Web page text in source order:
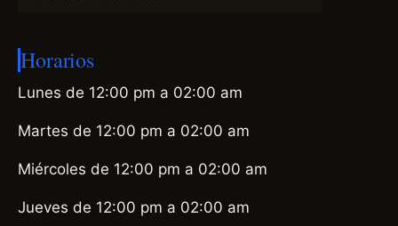
Horarios
Lunes de 12:00 pm a 02:00 am
Martes de 12:00 pm a 02:00 am
Miércoles de 12:00 pm a 02:00 am
Jueves de 12:00 pm a 02:00 am